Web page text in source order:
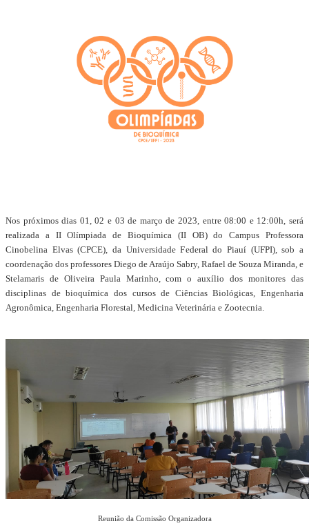
Nos próximos dias 01, 02 e 03 de março de 2023, entre 08:00 e 12:00h, será
realizada a II Olímpiada de Bioquímica (II OB) do Campus Professora
Cinobelina Elvas (CPCE), da Universidade Federal do Piauí (UFPI), sob a
coordenação dos professores Diego de Araújo Sabry, Rafael de Souza Miranda, e
Stelamaris de Oliveira Paula Marinho, com o auxílio dos monitores das
disciplinas de bioquímica dos cursos de Ciências Biológicas, Engenharia
Agronômica, Engenharia Florestal, Medicina Veterinária e Zootecnia.
Reunião da Comissão Organizadora